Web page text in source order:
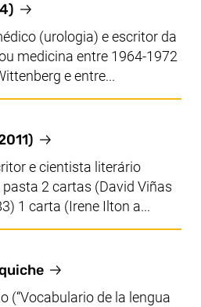
(urologia) e escritor da
medicina entre 1964-1972
e entre...
e cientista literário
2 cartas (David Viñas
1 carta (Irene Ilton a...
(“Vocabulario de la lengua